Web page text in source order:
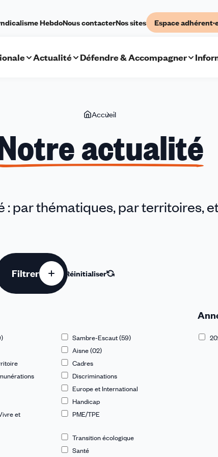
cookies
HebdoNous contacterNos sites Espace
Actualité Défendre & Accompagner
VousAccueil
actualité
: par thématiques, par territoires,
Filtrer Réinitialiser
Sambre-Escaut (59)
Aisne (02)
Cadres
Discriminations
Europe et International
Handicap
et
PME/TPE
Transition écologique
Santé